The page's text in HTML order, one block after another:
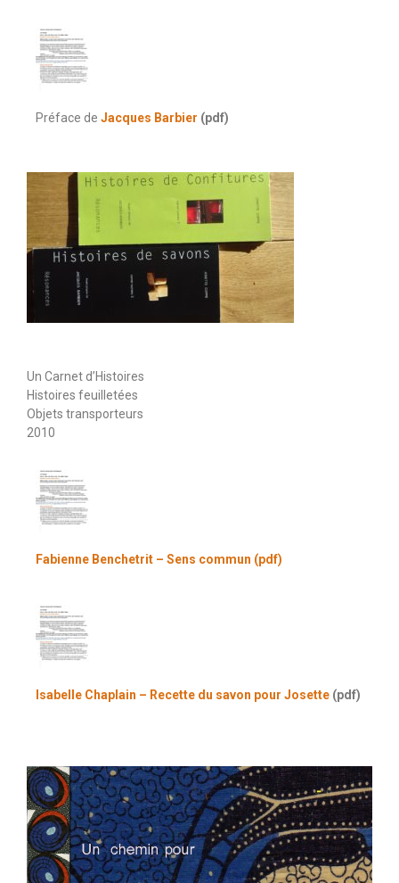
Préface de Jacques Barbier (pdf)
Un Carnet d’Histoires
Histoires feuilletées
Objets transporteurs
2010
Fabienne Benchetrit – Sens commun (pdf)
Isabelle Chaplain – Recette du savon pour Josette (pdf)